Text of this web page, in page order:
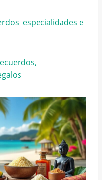
especialidades e